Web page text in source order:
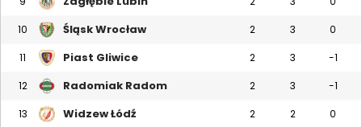
10 Śląsk Wrocław 2 3 0
11 Piast Gliwice 2 3 -1
12 Radomiak Radom 2 3 -1
13 Widzew Łódź 2 2 0